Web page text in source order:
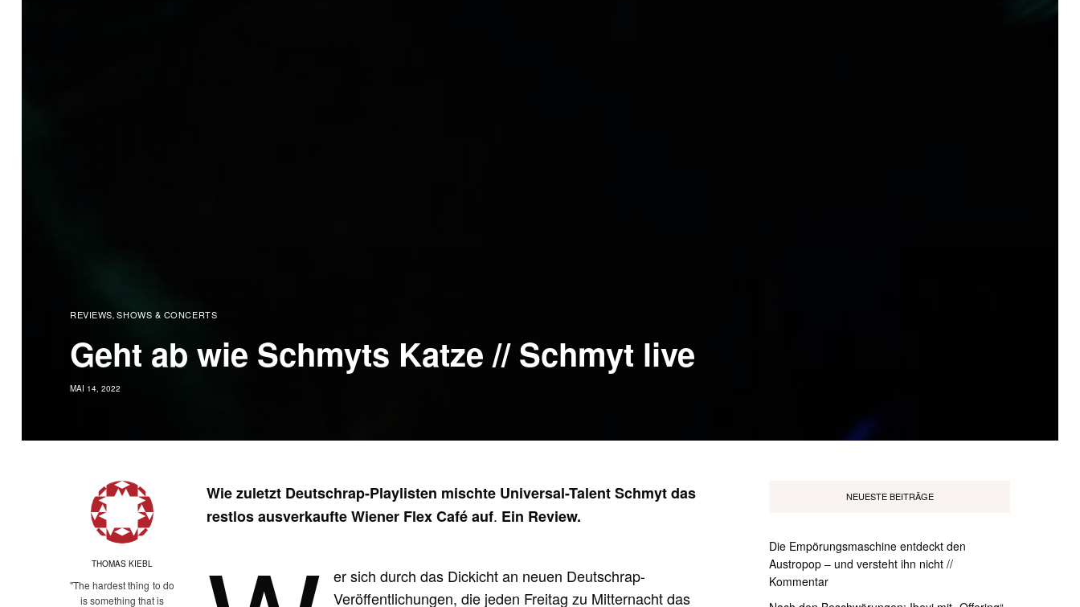
REVIEWS SHOWS & CONCERTS
Geht ab wie Schmyts Katze // Schmyt live
MAI 14, 2022
THOMAS KIEBL
"The hardest thing to do
is something that is
Wie zuletzt Deutschrap-Playlisten mischte Universal-Talent Schmyt das
restlos ausverkaufte Wiener Flex Café auf. Ein Review.
er sich durch das Dickicht an neuen Deutschrap-
Veröffentlichungen, die jeden Freitag zu Mitternacht das
NEUESTE BEITRÄGE
Die Empörungsmaschine entdeckt den
Austropop – und versteht ihn nicht //
Kommentar